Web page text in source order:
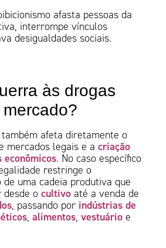
afasta pessoas da
interrompe vínculos
desigualdades sociais.
às drogas
afeta diretamente o
mercados legais e acriação
econômicos. No caso específico
restringe o
uma cadeia produtiva que
desde ocultivo até a venda de
, passando por indústrias de
,alimentos,vestuário e